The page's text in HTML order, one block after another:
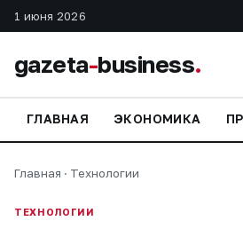
1 июня 2026
gazeta-business.
ГЛАВНАЯ ЭКОНОМИКА
Главная · Технологии
ТЕХНОЛОГИИ